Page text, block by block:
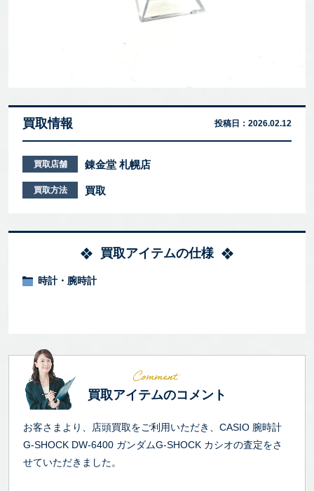
買取情報 投稿日： 2026.02.12
買取店舗 錬金堂 札幌店
買取方法 買取
買取アイテムの仕様
時計・腕時計
買取アイテムのコメント
お客さまより、店頭買取をご利用いただき、CASIO 腕時計
G-SHOCK DW-6400 ガンダムG-SHOCK カシオの査定をさ
せていただきました。